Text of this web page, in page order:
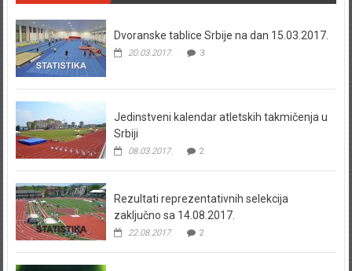
Dvoranske tablice Srbije na dan 15.03.2017.
20.03.2017. 3
Jedinstveni kalendar atletskih takmičenja u
Srbiji
08.03.2017. 2
Rezultati reprezentativnih selekcija
zaključno sa 14.08.2017.
22.08.2017. 2